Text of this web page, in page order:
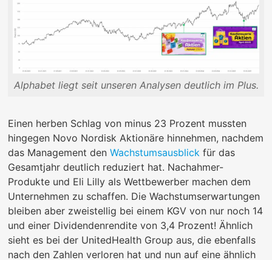
Alphabet liegt seit unseren Analysen deutlich im Plus.
Einen herben Schlag von minus 23 Prozent mussten
hingegen Novo Nordisk Aktionäre hinnehmen, nachdem
das Management denWachstumsausblick für das
Gesamtjahr deutlich reduziert hat. Nachahmer-
Produkte und Eli Lilly als Wettbewerber machen dem
Unternehmen zu schaffen. Die Wachstumserwartungen
bleiben aber zweistellig bei einem KGV von nur noch 14
und einer Dividendenrendite von 3,4 Prozent! Ähnlich
sieht es bei der UnitedHealth Group aus, die ebenfalls
nach den Zahlen verloren hat und nun auf eine ähnlich